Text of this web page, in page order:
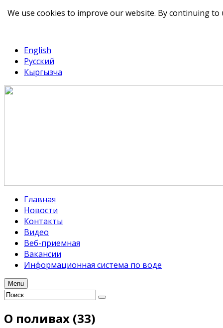
English
Русский
Кыргызча
Главная
Новости
Контакты
Видео
Веб-приемная
Вакансии
Информационная система по воде
Menu
О поливах (33)
We use cookies to improve our website. By continuing